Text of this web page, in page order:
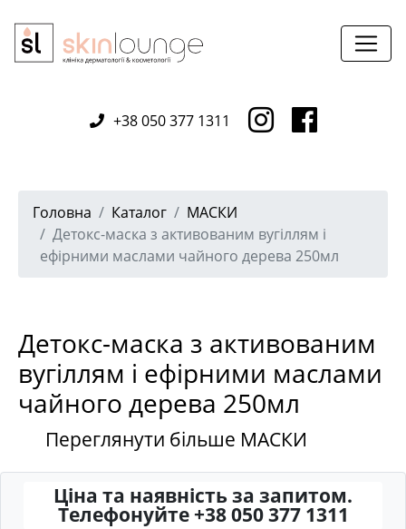
+38 050 377 1311
Головна Каталог
МАСКИ
Детокс-маска з активованим вугіллям і
ефірними маслами чайного дерева 250мл
Детокс-маска з активованим
вугіллям і ефірними маслами
чайного дерева 250мл
Переглянути більше МАСКИ
Ціна та наявність за запитом.
Телефонуйте +38 050 377 1311